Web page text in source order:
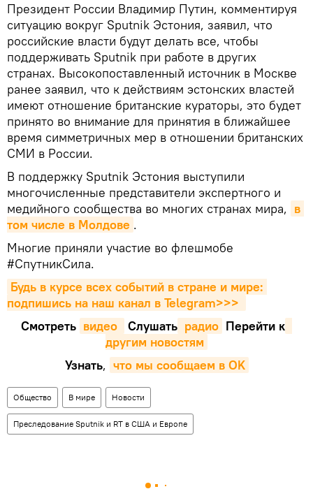
Президент России Владимир Путин, комментируя
ситуацию вокруг Sputnik Эстония, заявил, что
российские власти будут делать все, чтобы
поддерживать Sputnik при работе в других
странах. Высокопоставленный источник в Москве
ранее заявил, что к действиям эстонских властей
имеют отношение британские кураторы, это будет
принято во внимание для принятия в ближайшее
время симметричных мер в отношении британских
СМИ в России.
В поддержку Sputnik Эстония выступили
многочисленные представители экспертного и
медийного сообщества во многих странах мира, в
том числе в Молдове .
Многие приняли участие во флешмобе
#СпутникСила.
Будь в курсе всех событий в стране и мире:
подпишись на наш канал в Telegram>>>
Смотреть видео Cлушать радио Перейти к
другим новостям
Узнать, что мы сообщаем в OK
Общество В мире Новости
Преследование Sputnik и RT в США и Европе